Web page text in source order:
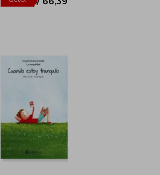
55%
dcto. S/ 66,39